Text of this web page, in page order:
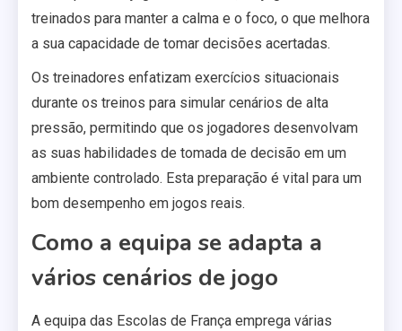
treinados para manter a calma e o foco, o que melhora
a sua capacidade de tomar decisões acertadas.
Os treinadores enfatizam exercícios situacionais
durante os treinos para simular cenários de alta
pressão, permitindo que os jogadores desenvolvam
as suas habilidades de tomada de decisão em um
ambiente controlado. Esta preparação é vital para um
bom desempenho em jogos reais.
Como a equipa se adapta a
vários cenários de jogo
A equipa das Escolas de França emprega várias